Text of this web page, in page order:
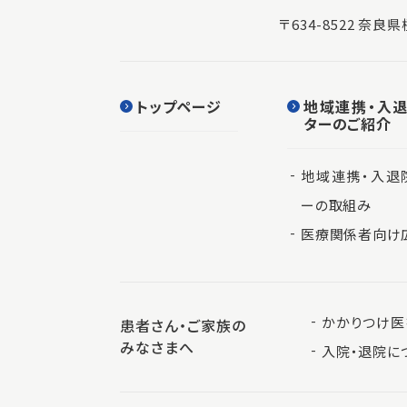
〒634-8522 奈良
トップページ 地域連携・入
ターのご紹介
地域連携・入退
ーの取組み
医療関係者向け
患者さん・ご家族の
みなさまへ
かかりつけ医
入院・退院に